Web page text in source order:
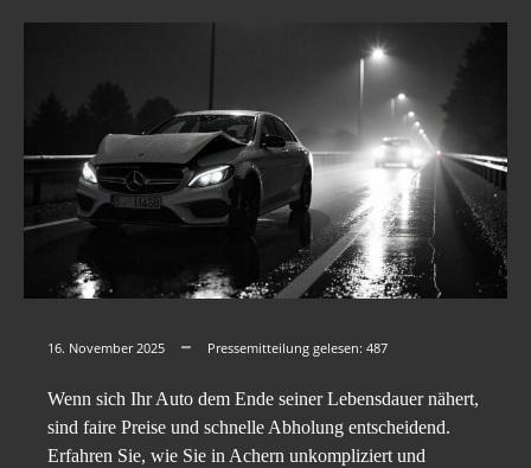
16. November 2025 Pressemitteilung gelesen: 487
Wenn sich Ihr Auto dem Ende seiner Lebensdauer nähert,
sind faire Preise und schnelle Abholung entscheidend.
Erfahren Sie, wie Sie in Achern unkompliziert und